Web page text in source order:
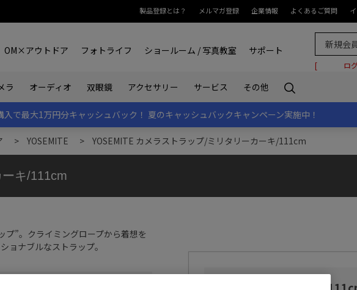
製品登録とは？ メルマガ登録 企業情報 よくあるご質問
OM×アウトドア フォトライフ ショールーム / 写真教室 サポート 新規会
ロ
ラ オーディオ 双眼鏡 アクセサリー サービス その他
で最大1万円分キャッシュバック！ 夏のキャッシュバックキャンペーン実施中！
> YOSEMITE > YOSEMITE カメラストラップ/ミリタリーカーキ/111cm
キ/111cm
プ”。クライミングロープから着想を
ョナブルなストラップ。